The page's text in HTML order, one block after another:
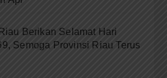
Negeri
SMPN V Pekanbaru Gelar